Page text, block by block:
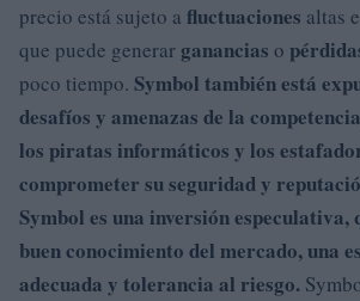
precio está sujeto a fluctuaciones altas
que puede generar ganancias o
poco tiempo. Symbol también está
desafíos y amenazas de la competencia
los piratas informáticos y los
comprometer su seguridad y
Symbol es una inversiónespeculativa,
buen conocimiento del mercado, una
adecuada y tolerancia al riesgo.